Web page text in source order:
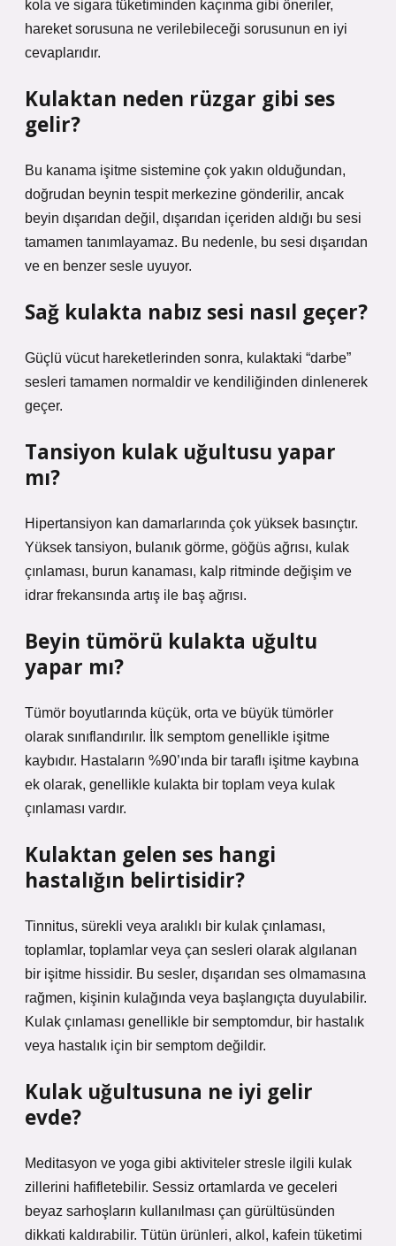
kola ve sigara tüketiminden kaçınma gibi öneriler,
hareket sorusuna ne verilebileceği sorusunun en iyi
cevaplarıdır.
Kulaktan neden rüzgar gibi ses
gelir?
Bu kanama işitme sistemine çok yakın olduğundan,
doğrudan beynin tespit merkezine gönderilir, ancak
beyin dışarıdan değil, dışarıdan içeriden aldığı bu sesi
tamamen tanımlayamaz. Bu nedenle, bu sesi dışarıdan
ve en benzer sesle uyuyor.
Sağ kulakta nabız sesi nasıl geçer?
Güçlü vücut hareketlerinden sonra, kulaktaki “darbe”
sesleri tamamen normaldir ve kendiliğinden dinlenerek
geçer.
Tansiyon kulak uğultusu yapar
mı?
Hipertansiyon kan damarlarında çok yüksek basınçtır.
Yüksek tansiyon, bulanık görme, göğüs ağrısı, kulak
çınlaması, burun kanaması, kalp ritminde değişim ve
idrar frekansında artış ile baş ağrısı.
Beyin tümörü kulakta uğultu
yapar mı?
Tümör boyutlarında küçük, orta ve büyük tümörler
olarak sınıflandırılır. İlk semptom genellikle işitme
kaybıdır. Hastaların %90’ında bir taraflı işitme kaybına
ek olarak, genellikle kulakta bir toplam veya kulak
çınlaması vardır.
Kulaktan gelen ses hangi
hastalığın belirtisidir?
Tinnitus, sürekli veya aralıklı bir kulak çınlaması,
toplamlar, toplamlar veya çan sesleri olarak algılanan
bir işitme hissidir. Bu sesler, dışarıdan ses olmamasına
rağmen, kişinin kulağında veya başlangıçta duyulabilir.
Kulak çınlaması genellikle bir semptomdur, bir hastalık
veya hastalık için bir semptom değildir.
Kulak uğultusuna ne iyi gelir
evde?
Meditasyon ve yoga gibi aktiviteler stresle ilgili kulak
zillerini hafifletebilir. Sessiz ortamlarda ve geceleri
beyaz sarhoşların kullanılması çan gürültüsünden
dikkati kaldırabilir. Tütün ürünleri, alkol, kafein tüketimi